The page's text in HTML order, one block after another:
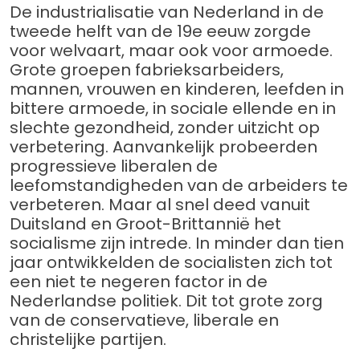
De industrialisatie van Nederland in de
tweede helft van de 19e eeuw zorgde
voor welvaart, maar ook voor armoede.
Grote groepen fabrieksarbeiders,
mannen, vrouwen en kinderen, leefden in
bittere armoede, in sociale ellende en in
slechte gezondheid, zonder uitzicht op
verbetering. Aanvankelijk probeerden
progressieve liberalen de
leefomstandigheden van de arbeiders te
verbeteren. Maar al snel deed vanuit
Duitsland en Groot-Brittannië het
socialisme zijn intrede. In minder dan tien
jaar ontwikkelden de socialisten zich tot
een niet te negeren factor in de
Nederlandse politiek. Dit tot grote zorg
van de conservatieve, liberale en
christelijke partijen.